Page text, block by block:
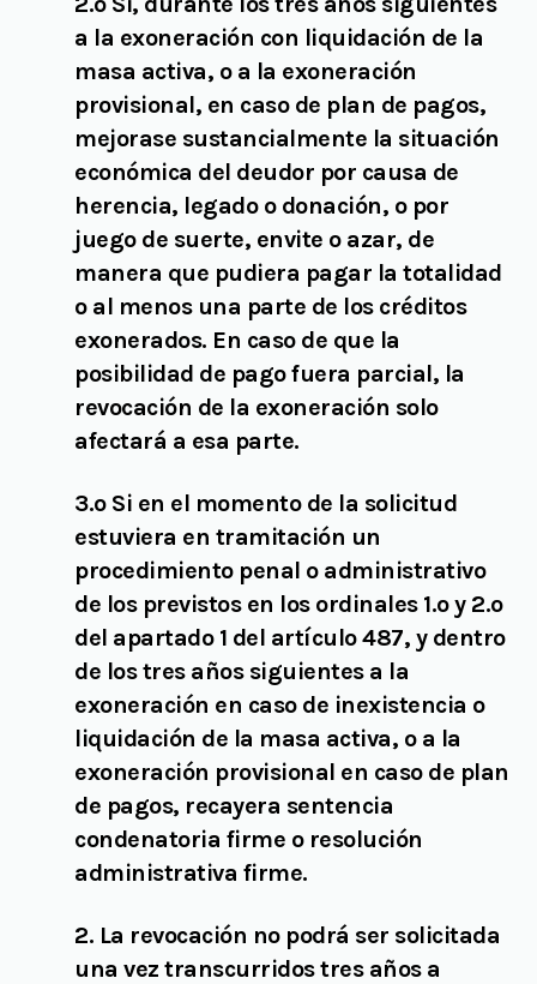
a la exoneración con liquidación de la
masa activa, o a la exoneración
provisional, en caso de plan de pagos,
mejorase sustancialmente la situación
económica del deudor por causa de
herencia, legado o donación, o por
juego de suerte, envite o azar, de
manera que pudiera pagar la totalidad
o al menos una parte de los créditos
exonerados. En caso de que la
posibilidad de pago fuera parcial, la
revocación de la exoneración solo
afectará a esa parte.
3.º Si en el momento de la solicitud
estuviera en tramitación un
procedimiento penal o administrativo
de los previstos en los ordinales 1.º y 2.º
del apartado 1 del artículo 487, y dentro
de los tres años siguientes a la
exoneración en caso de inexistencia o
liquidación de la masa activa, o a la
exoneración provisional en caso de plan
de pagos, recayera sentencia
condenatoria firme o resolución
administrativa firme.
2. La revocación no podrá ser solicitada
una vez transcurridos tres años a